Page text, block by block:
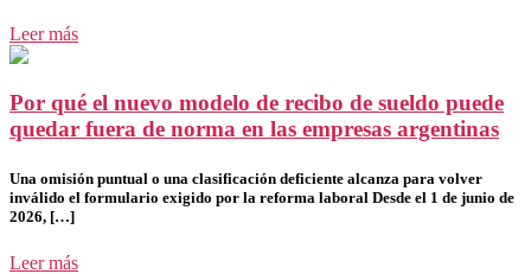
Leer más
Por qué el nuevo modelo de recibo de sueldo puede
quedar fuera de norma en las empresas argentinas
Una omisión puntual o una clasificación deficiente alcanza para volver
inválido el formulario exigido por la reforma laboral Desde el 1 de junio de
2026, […]
Leer más